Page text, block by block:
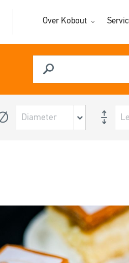
Over Kobout